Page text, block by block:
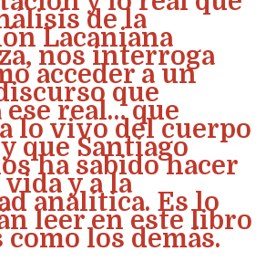
de la
Lacaniana
nos interroga
acceder a un
que
real… que
lo vivo del cuerpo
que Santiago
ha sabido hacer
vida y a la
analítica. Es lo
leer en este libro
como los demás.